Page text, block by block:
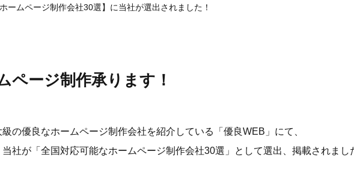
ームページ制作会社30選】に当社が選出されました！
ページ制作承ります！
級の優良なホームページ制作会社を紹介している「優良WEB」にて、
当社が「全国対応可能なホームページ制作会社30選」として選出、掲載されまし